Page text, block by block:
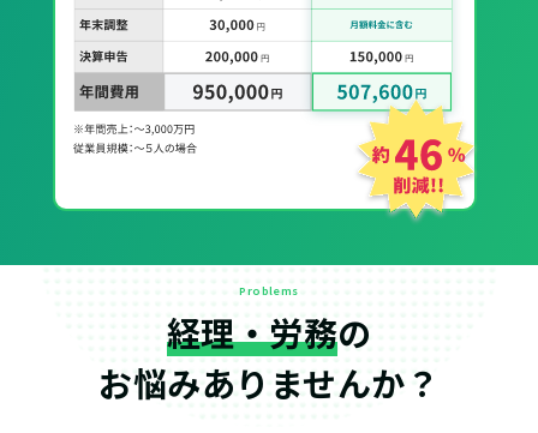
Problems
経理・労務の
お悩みありませんか？